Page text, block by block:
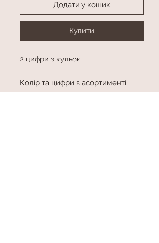
Додати у кошик
Купити
2 цифри з кульок
Колір та цифри в асортименті